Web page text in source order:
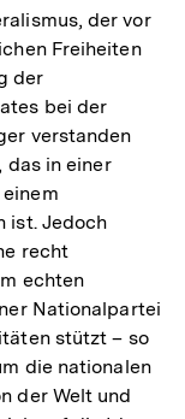
der vor
Freiheiten
der
bei der
verstanden
das in einer
ist. Jedoch
recht
echten
Nationalpartei
stützt – so
die nationalen
der Welt und